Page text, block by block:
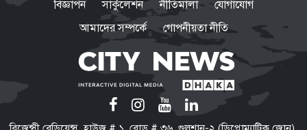
ভারতে যেভাবে দিন কাটাচ্ছেন পলাতক
আ.লীগ নেতারা
ড্যাবের প্রতিষ্ঠাবার্ষিকীতে প্রধানমন্ত্রী
বিজ্ঞাপন সার্কুলেশন নীতিমালা
যোগাযোগ
আমাদের সম্পর্কে
গোপনীয়তা নীতি